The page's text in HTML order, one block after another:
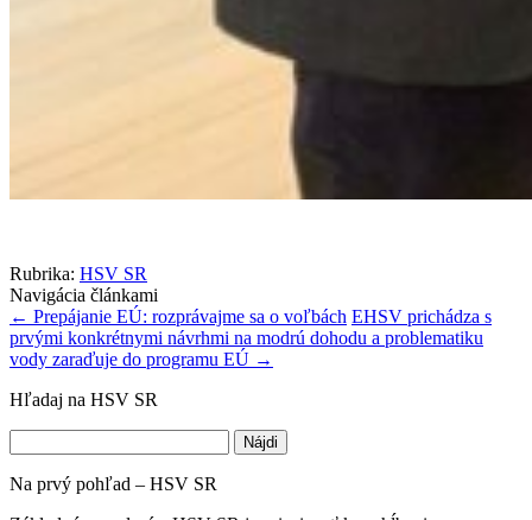
Rubrika: HSV SR
Navigácia článkami
← Prepájanie EÚ: rozprávajme sa o voľbách EHSV prichádza s
prvými konkrétnymi návrhmi na modrú dohodu a problematiku
vody zaraďuje do programu EÚ →
Hľadaj na HSV SR
Na prvý pohľad – HSV SR